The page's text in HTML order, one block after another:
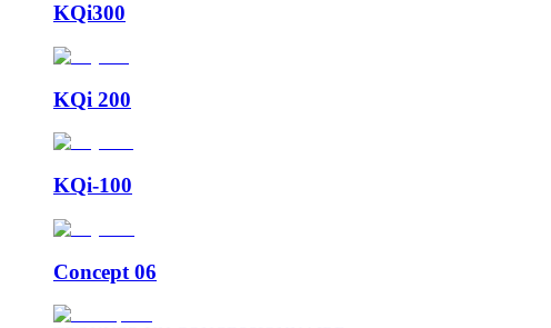
KQi300
KQi 200
KQi-100
Concept 06